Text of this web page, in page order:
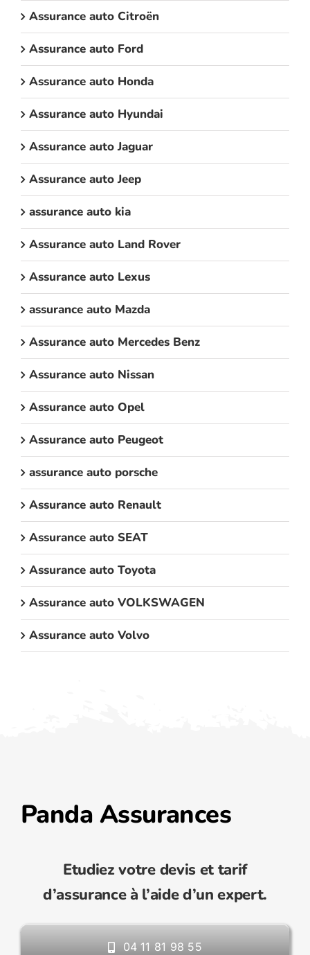
Assurance auto Citroën
Assurance auto Ford
Assurance auto Honda
Assurance auto Hyundai
Assurance auto Jaguar
Assurance auto Jeep
assurance auto kia
Assurance auto Land Rover
Assurance auto Lexus
assurance auto Mazda
Assurance auto Mercedes Benz
Assurance auto Nissan
Assurance auto Opel
Assurance auto Peugeot
assurance auto porsche
Assurance auto Renault
Assurance auto SEAT
Assurance auto Toyota
Assurance auto VOLKSWAGEN
Assurance auto Volvo
Panda Assurances
Etudiez votre devis et tarif
d’assurance à l’aide d’un expert.
04 11 81 98 55